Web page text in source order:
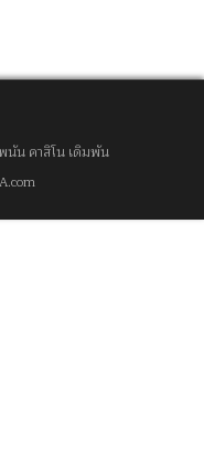
นัน คาสิโน เดิมพัน